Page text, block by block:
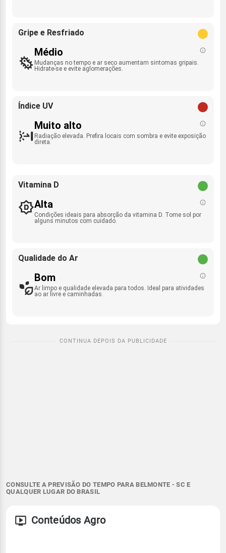
Gripe e Resfriado
Médio
Mudanças no tempo e ar seco aumentam sintomas gripais.
Hidrate-se e evite aglomerações.
Índice UV
Muito alto
Radiação elevada. Prefira locais com sombra e evite exposição
direta.
Vitamina D
Alta
Condições ideais para absorção da vitamina D. Tome sol por
alguns minutos com cuidado.
Qualidade do Ar
Bom
Ar limpo e qualidade elevada para todos. Ideal para atividades
ao ar livre e caminhadas.
CONSULTE A PREVISÃO DO TEMPO PARA BELMONTE - SC E
QUALQUER LUGAR DO BRASIL
Conteúdos Agro